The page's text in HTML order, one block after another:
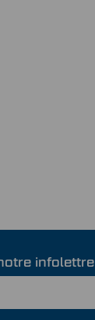
infolettre